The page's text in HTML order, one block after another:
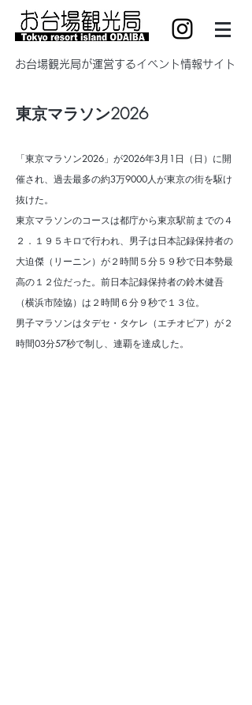
​お台場観光局が運営するイベント情報サイト
東京マラソン2026
「東京マラソン2026」が2026年3月1日（日）に開
催され、過去最多の約3万9000人が東京の街を駆け
抜けた。
東京マラソンのコースは都庁から東京駅前までの４
２．１９５キロで行われ、男子は日本記録保持者の
大迫傑（リーニン）が２時間５分５９秒で日本勢最
高の１２位だった。前日本記録保持者の鈴木健吾
（横浜市陸協）は２時間６分９秒で１３位。
男子マラソンはタデセ・タケレ （エチオピア）が２
時間03分57秒で制し、連覇を達成した。